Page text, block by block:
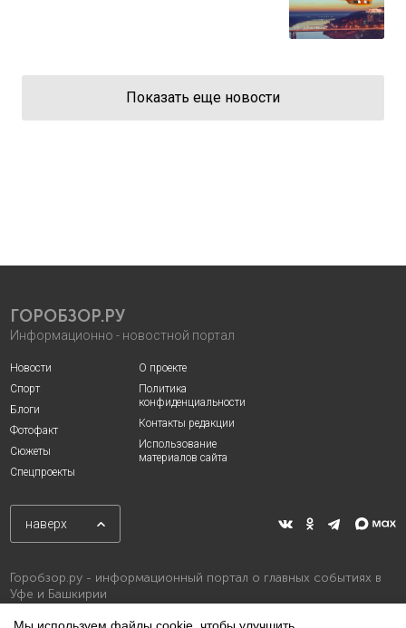
Показать еще новости
ГОРОБЗОР.РУ
Информационно - новостной портал
Новости
Спорт
Блоги
Фотофакт
Сюжеты
Спецпроекты
О проекте
Политика
конфиденциальности
Контакты редакции
Использование
материалов сайта
наверх
Горобзор.ру - информационный портал о главных событиях в
Уфе и Башкирии